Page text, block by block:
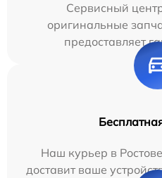
Сервисный
оригинальные
предоставляет
Наш курьер в
доставит ваше